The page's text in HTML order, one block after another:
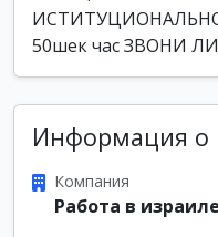
50шек час ЗВОНИ
Информация о
Компания
Работа в